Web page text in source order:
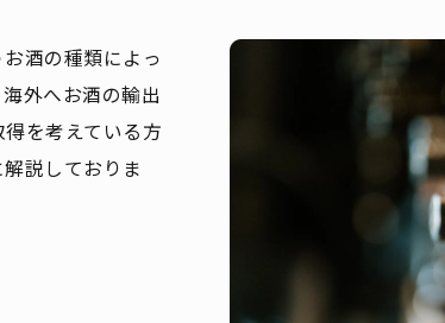
酒の種類によっ
外へお酒の輸出
を考えている方
説しておりま